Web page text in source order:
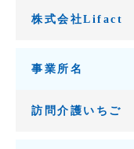
株式会社Lifact
事業所名
訪問介護いちご